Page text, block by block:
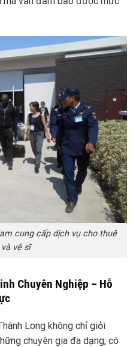
cung cấp dịch vụ cho thuê
vệ sĩ
Chuyên Nghiệp – Hỗ
Long không chỉ giỏi
chuyên gia đa dạng, có